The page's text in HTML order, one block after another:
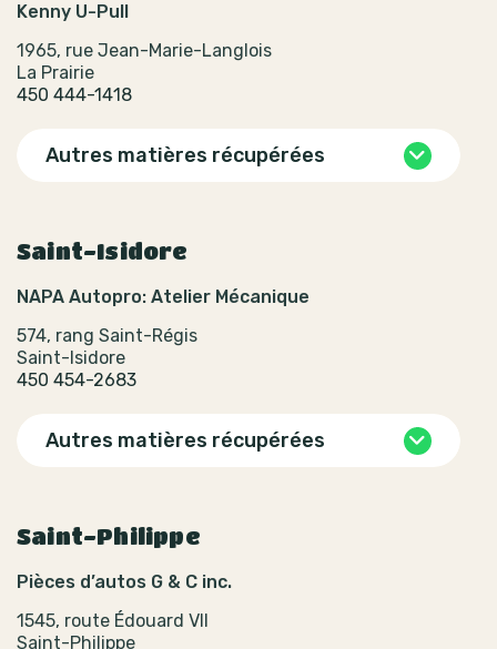
Kenny U-Pull
1965, rue Jean-Marie-Langlois
La Prairie
450 444-1418
Autres matières récupérées
Saint-Isidore
NAPA Autopro: Atelier Mécanique
574, rang Saint-Régis
Saint-Isidore
450 454-2683
Autres matières récupérées
Saint-Philippe
Pièces d’autos G & C inc.
1545, route Édouard VII
Saint-Philippe